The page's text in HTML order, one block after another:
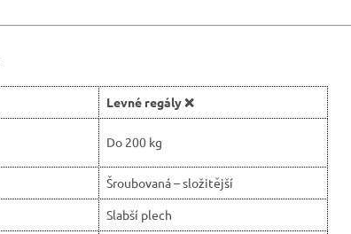
Levné regály ❌
Do 200 kg
Šroubovaná – složitější
Slabší plech